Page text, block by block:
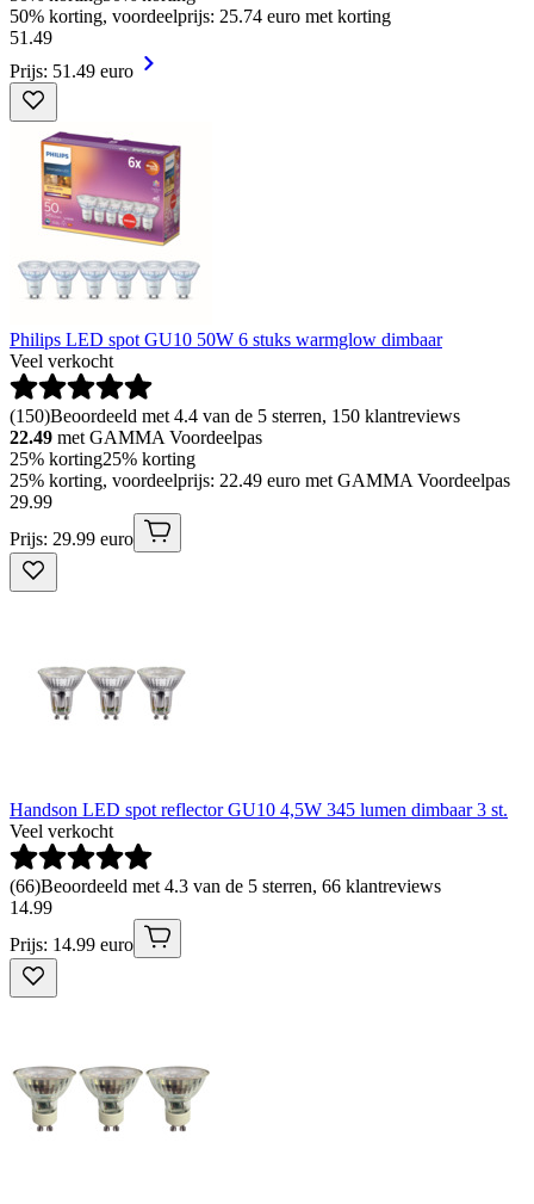
50% korting, voordeelprijs: 25.74 euro met korting
51 .49
Prijs: 51.49 euro
Philips LED spot GU10 50W 6 stuks warmglow dimbaar
Veel verkocht
(150)Beoordeeld met 4.4 van de 5 sterren, 150 klantreviews
22.49 met GAMMA Voordeelpas
25% korting25% korting
25% korting, voordeelprijs: 22.49 euro met GAMMA Voordeelpas
29.99
Prijs: 29.99 euro
Handson LED spot reflector GU10 4,5W 345 lumen dimbaar 3 st.
Veel verkocht
(66)Beoordeeld met 4.3 van de 5 sterren, 66 klantreviews
14.99
Prijs: 14.99 euro